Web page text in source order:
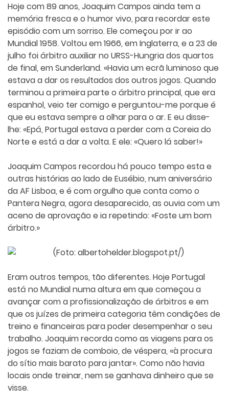
Hoje com 89 anos, Joaquim Campos ainda tem a
memória fresca e o humor vivo, para recordar este
episódio com um sorriso. Ele começou por ir ao
Mundial 1958. Voltou em 1966, em Inglaterra, e a 23 de
julho foi árbitro auxiliar no URSS-Hungria dos quartos
de final, em Sunderland. «Havia um ecrã luminoso que
estava a dar os resultados dos outros jogos. Quando
terminou a primeira parte o árbitro principal, que era
espanhol, veio ter comigo e perguntou-me porque é
que eu estava sempre a olhar para o ar. E eu disse-
lhe: «Epá, Portugal estava a perder com a Coreia do
Norte e está a dar a volta. E ele: «Quero lá saber!»
Joaquim Campos recordou há pouco tempo esta e
outras histórias ao lado de Eusébio, num aniversário
da AF Lisboa, e é com orgulho que conta como o
Pantera Negra, agora desaparecido, as ouvia com um
aceno de aprovação e ia repetindo: «Foste um bom
árbitro.»
(Foto: albertohelder.blogspot.pt/)
Eram outros tempos, tão diferentes. Hoje Portugal
está no Mundial numa altura em que começou a
avançar com a profissionalização de árbitros e em
que os juízes de primeira categoria têm condições de
treino e financeiras para poder desempenhar o seu
trabalho. Joaquim recorda como as viagens para os
jogos se faziam de comboio, de véspera, «à procura
do sítio mais barato para jantar». Como não havia
locais onde treinar, nem se ganhava dinheiro que se
visse.